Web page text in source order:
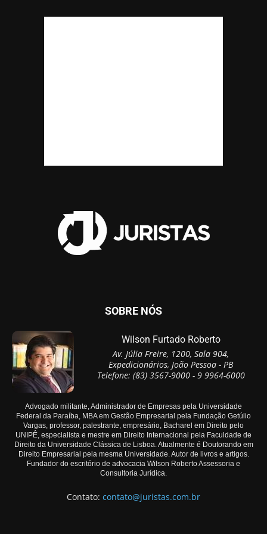
SOBRE NÓS
Wilson Furtado Roberto
Av. Júlia Freire, 1200, Sala 904,
Expedicionários, João Pessoa - PB
Telefone: (83) 3567-9000 - 9 9964-6000
Advogado militante, Administrador de Empresas pela Universidade
Federal da Paraíba, MBA em Gestão Empresarial pela Fundação Getúlio
Vargas, professor, palestrante, empresário, Bacharel em Direito pelo
UNIPÊ, especialista e mestre em Direito Internacional pela Faculdade de
Direito da Universidade Clássica de Lisboa. Atualmente é Doutorando em
Direito Empresarial pela mesma Universidade. Autor de livros e artigos.
Fundador do escritório de advocacia Wilson Roberto Assessoria e
Consultoria Jurídica.
Contato: contato@juristas.com.br